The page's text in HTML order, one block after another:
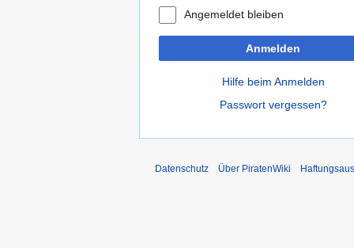
Angemeldet bleiben
Anmelden
Hilfe beim Anmelden
Passwort vergessen?
Datenschutz Über PiratenWiki